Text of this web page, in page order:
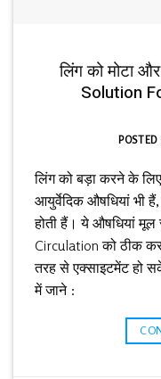
लिंग को मोटा
Solution
POSTED
लिंग को बड़ा करने के
आयुर्वेदिक औषधियां भी
होती हैं। ये औषधियां
Circulation को ठीक
तरह से एक्साइटमेंट हो
में जाने :